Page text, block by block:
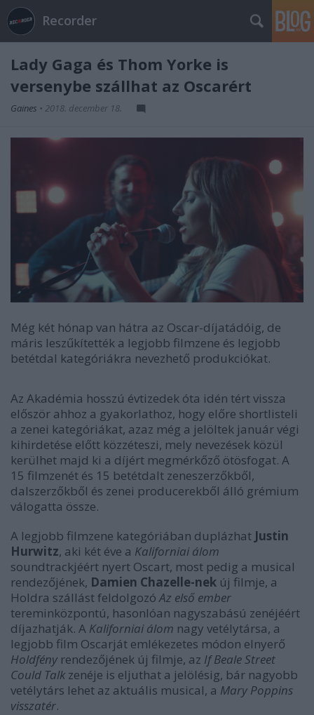
Recorder
Lady Gaga és Thom Yorke is
versenybe szállhat az Oscarért
Gaines • 2018. december 18.
Még két hónap van hátra az Oscar-díjatádóig, de
máris leszűkítették a legjobb filmzene és legjobb
betétdal kategóriákra nevezhető produkciókat.
Az Akadémia hosszú évtizedek óta idén tért vissza
először ahhoz a gyakorlathoz, hogy előre shortlisteli
a zenei kategóriákat, azaz még a jelöltek január végi
kihirdetése előtt közzéteszi, mely nevezések közül
kerülhet majd ki a díjért megmérkőző ötösfogat. A
15 filmzenét és 15 betétdalt zeneszerzőkből,
dalszerzőkből és zenei producerekből álló grémium
válogatta össze.
A legjobb filmzene kategóriában duplázhat Justin
Hurwitz, aki két éve a Kaliforniai álom
soundtrackjéért nyert Oscart, most pedig a musical
rendezőjének, Damien Chazelle-nek új filmje, a
Holdra szállást feldolgozóAz első ember
tereminközpontú, hasonlóan nagyszabású zenéjéért
díjazhatják. A Kaliforniai álom nagy vetélytársa, a
legjobb film Oscarját emlékezetes módon elnyerő
Holdfény rendezőjének új filmje, az If Beale Street
Could Talk zenéje is eljuthat a jelölésig, bár nagyobb
vetélytárs lehet az aktuális musical, a Mary Poppins
visszatér.